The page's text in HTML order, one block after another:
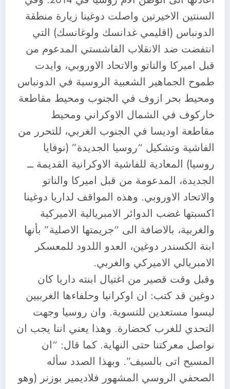
السنتين الاخيرتين واصلت دوغينا زيارة منطقة
الدونباس (اقليمي غدانسك ولوغانسك) التي
انتفضت ضد الانقلاب الفاشستي المدعوم من
قبل اميركا والناتو والاتحاد الاوروبي، وايدت
طموح الجماهير الشعبية الروسية في الدونباس
ومحيط بحر ازوف في الجنوب ومحيط مقاطعة
خاركوف في الشمال الاوكراني ومحيط
مقاطعة اوديسا في الجنوب الغربي، للتحرر من
الفاشية وتشكيل “روسيا الجديدة” (نوفايا
روسيا) المعادية للفاشية الاوكرانية القديمة ــ
الجديدة، المدعومة من قبل اميركا والناتو
والاتحاد الاوروبي. وهذه المواقف لداريا دوغينا
اكسبتها غضب الدوائر الامبريالية الاميركية
والغربية، بالاضافة الى “جريمتها الاصلية” بأنها
ابنة الكسندر دوغين، العدو اللدود للمعسكر
الامبريالي الاميركي والغربي.
وقبل وقت قصير من اغتيال ابنته داريا كان
دوغين قد كتب: ان اوكرانيا وحلفاءها الغربيين
ليسوا مستعدين للتسوية. وان روسيا وجهت
التحدي للغرب كحضارة. وهذا يعني اننا يجب ان
نواصل معركتنا حتى النهاية. كما قال: “ان
المسيح اتى بالسيف”. وبهذا الصدد سأله
الصحفي الروسي المشهور فلاديمير بوزنر (وهو